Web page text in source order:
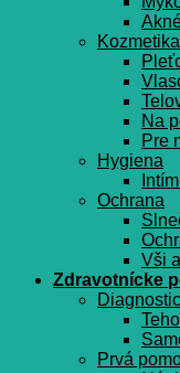
Kozmetika
Na
Pre
Hygiena
Ochrana
Vši
Zdravotnícke
Prvá